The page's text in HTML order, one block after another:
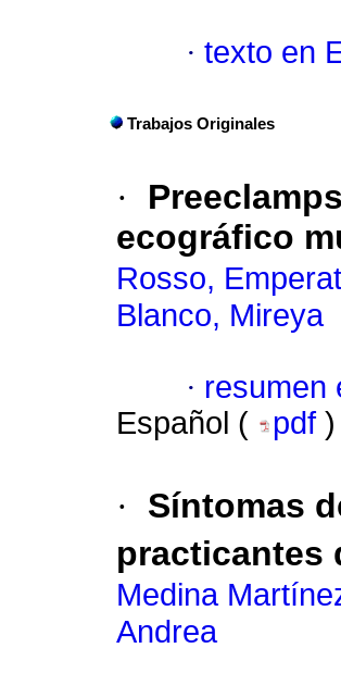
· texto en
Trabajos Originales
·
ecográfico
Rosso,
Blanco, Mireya
· resumen
Español (
pdf )
·
Síntomas
practicantes
Medina
Andrea